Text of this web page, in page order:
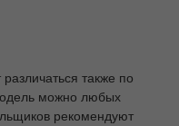
также по
можно любых
рекомендуют